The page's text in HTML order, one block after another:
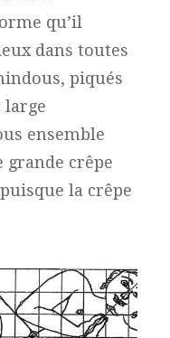
qu’il
dans toutes
piqués
large
ensemble
grande crêpe
la crêpe